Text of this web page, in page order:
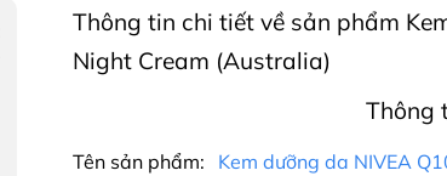
Thông tin chi tiết về sản phẩm
Night Cream (Australia)
Thông
Tên sản phẩm:
Kem dưỡng da NIVEA